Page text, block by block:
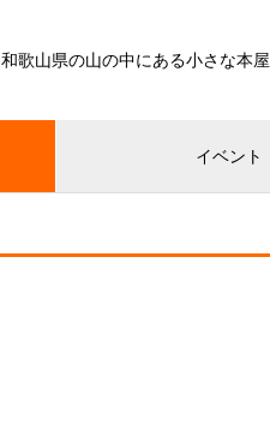
和歌山県の山の中にある小さな本屋
イベント